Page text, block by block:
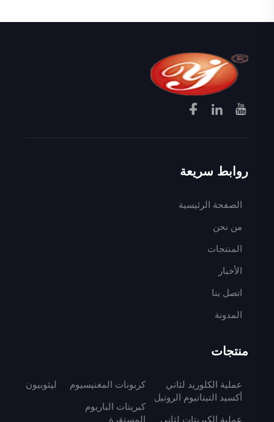
روابط سريعة
الصفحة الرئيسية
من نحن
المنتجات
الأخبار
اتصل بنا
المدونة
منتجات
عملية الكلوريد لثاني
أكسيد التيتانيوم الروتيل
عملية الكبريتات لثاني
كربونات المغنيسيوم
كبريتات الباريوم
المستقرة
ليثوبيون